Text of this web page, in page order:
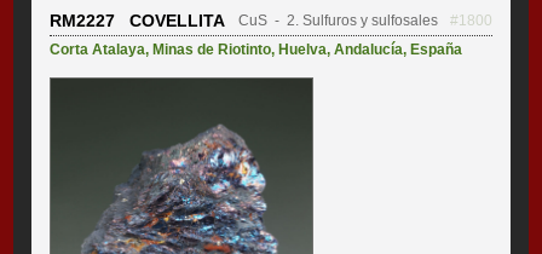
RM2227 COVELLITA CuS- 2. Sulfuros y sulfosales
#1800
Corta Atalaya,Minas de Riotinto,Huelva,Andalucía,España